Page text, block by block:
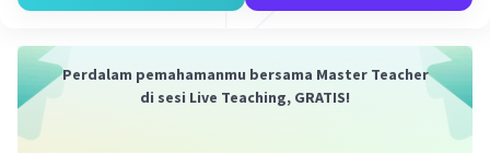
Perdalam pemahamanmu bersama Master Teacher
di sesi Live Teaching, GRATIS!